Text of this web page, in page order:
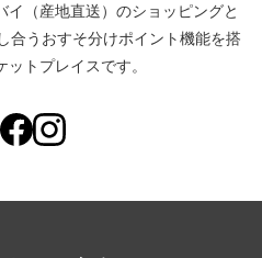
イ（産地直送） のショッピングと
合う おすそ分けポイント機能を搭
トプレイスです。